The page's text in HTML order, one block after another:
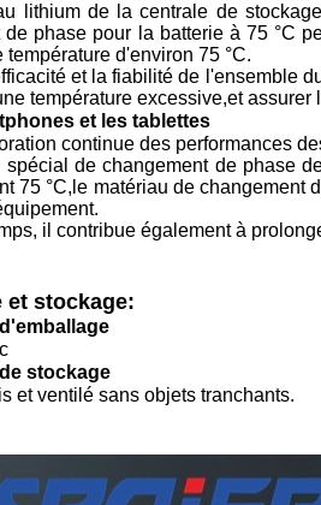
lithium de la centrale de
de phase pour la batterie à 75 °C
température d'environ 75 °C.
et la fiabilité de l'ensemble
température excessive,et
et les tablettes
continue des performances
spécial de changement de phase
75 °C,le matériau de
il contribue également à
et stockage:
stockage
et ventilé sans objets tranchants.